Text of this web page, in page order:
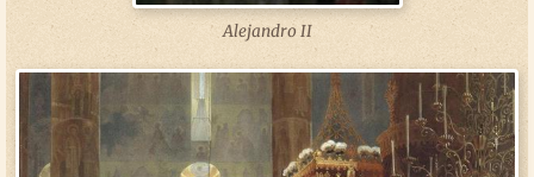
Alejandro II